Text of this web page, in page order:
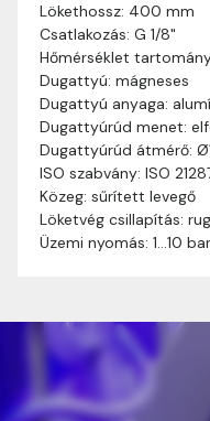
Lökethossz: 400 mm
Csatlakozás: G 1/8"
Hőmérséklet
Dugattyú: mágneses
Dugattyú anyaga:
Dugattyúrúd menet:
Dugattyúrúd átmérő:
ISO szabvány: ISO
Közeg: sűrített levegő
Löketvég csillapítás:
Üzemi nyomás: 1…10 bar
Szállítási idő:
munkanapon
valamilyen okból
ideig tart, előre
Szállítási díj: A
és a szállítási
díjat a vásárlás
mielőtt a